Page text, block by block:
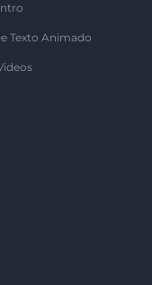
Texto Animado